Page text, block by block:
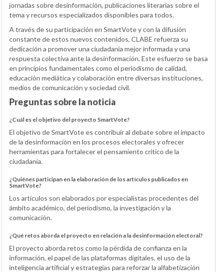
jornadas sobre desinformación, publicaciones literarias sobre el
tema y recursos especializados disponibles para todos.
A través de su participación en SmartVote y con la difusión
constante de estos nuevos contenidos, CLABE refuerza su
dedicación a promover una ciudadanía mejor informada y una
respuesta colectiva ante la desinformación. Este esfuerzo se basa
en principios fundamentales como el periodismo de calidad,
educación mediática y colaboración entre diversas instituciones,
medios de comunicación y sociedad civil.
Preguntas sobre la noticia
¿Cuál es el objetivo del proyecto SmartVote?
El objetivo de SmartVote es contribuir al debate sobre el impacto
de la desinformación en los procesos electorales y ofrecer
herramientas para fortalecer el pensamiento crítico de la
ciudadanía.
¿Quiénes participan en la elaboración de los artículos publicados en
SmartVote?
Los artículos son elaborados por especialistas procedentes del
ámbito académico, del periodismo, la investigación y la
comunicación.
¿Qué retos aborda el proyecto en relación a la desinformación electoral?
El proyecto aborda retos como la pérdida de confianza en la
información, el papel de las plataformas digitales, el uso de la
inteligencia artificial y estrategias para reforzar la alfabetización